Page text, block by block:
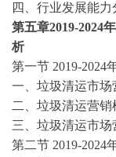
四、行业发展能力
第五章2019-2024
析
第一节 2019-2024
一、垃圾清运市场
二、垃圾清运营销
三、垃圾清运市场
第二节 2019-2024